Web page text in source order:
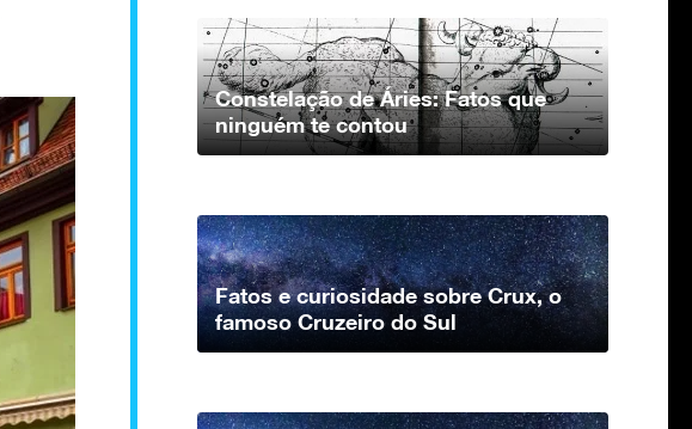
Constelação de Áries: Fatos que
ninguém te contou
Fatos e curiosidade sobre Crux, o
famoso Cruzeiro do Sul